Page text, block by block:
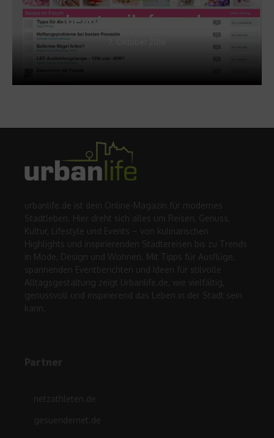
beautynails-forum.de
urbanlife.de ist dein Online-Magazin für modernes
Stadtleben. Hier dreht sich alles um Reisen, Genuss,
Kultur, Lifestyle und Events – von kulinarischen
Highlights und inspirierenden Städtereisen bis zu Trends
in Mode, Design und Wohnen. Mit Tipps für Ausflüge,
spannenden Eventberichten und Ideen für stilvolle
Alltagsgestaltung zeigt Urbanlife.de, wie vielfältig,
genussvoll und inspirierend das Leben in der Stadt sein
kann.
Partner
netzathleten.de
gesuendernet.de